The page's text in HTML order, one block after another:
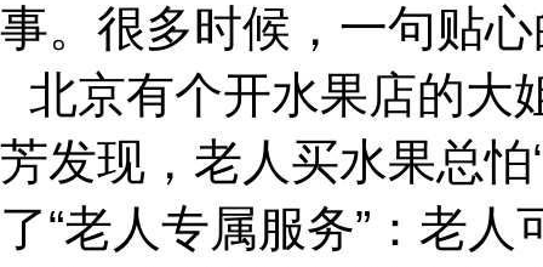
事。很多时候，一句贴
北京有个开水果店的大
芳发现，老人买水果总怕
了“老人专属服务”：老